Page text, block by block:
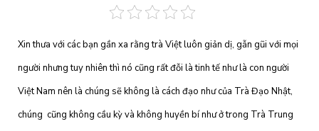
Xin thưa với các bạn gần xa rằng trà Việt luôn giản dị, gẫn gũi với mọi
người nhưng tuy nhiên thì nó cũng rất đỗi là tinh tế như là con người
Việt Nam nên là chúng sẽ không là cách đạo như của Trà Đạo Nhật,
chúng cũng không cầu kỳ và không huyền bí như ở trong Trà Trung